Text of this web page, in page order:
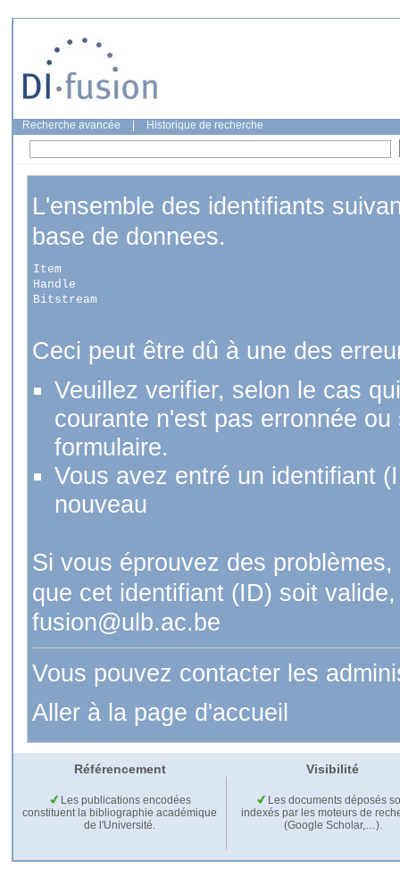
Recherche avancée Historique de recherche
L'ensemble des identifiants
base de donnees.
Item
Handle
Bitstream
Ceci peut être dû à une des
Veuillez verifier, selon le cas
courante n'est pas erronnée
formulaire.
Vous avez entré un identifiant
nouveau
Si vous éprouvez des
que cet identifiant (ID) soit
fusion@ulb.ac.be
Vous pouvez contacter les
Aller à la page d'accueil
Référencement Visibilité
Les publications encodées
constituent la bibliographie académique
de l'Université.
Les documents déposés
indexés par les moteurs de
(Google Scholar,…).